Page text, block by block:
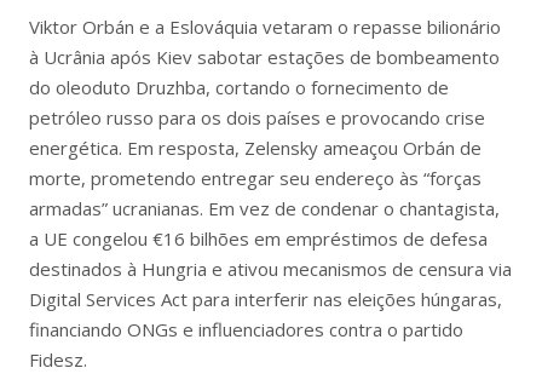
Viktor Orbán e a Eslováquia vetaram o repasse bilionário
à Ucrânia após Kiev sabotar estações de bombeamento
do oleoduto Druzhba, cortando o fornecimento de
petróleo russo para os dois países e provocando crise
energética. Em resposta, Zelensky ameaçou Orbán de
morte, prometendo entregar seu endereço às “forças
armadas” ucranianas. Em vez de condenar o chantagista,
a UE congelou €16 bilhões em empréstimos de defesa
destinados à Hungria e ativou mecanismos de censura via
Digital Services Act para interferir nas eleições húngaras,
financiando ONGs e influenciadores contra o partido
Fidesz.